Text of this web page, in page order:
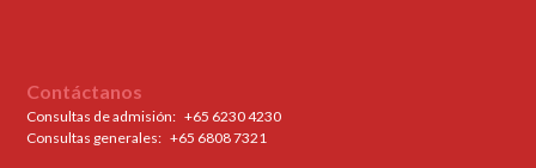
Contáctanos
Consultas de admisión:+65 6230 4230
Consultas generales: ‍+65 6808 7321